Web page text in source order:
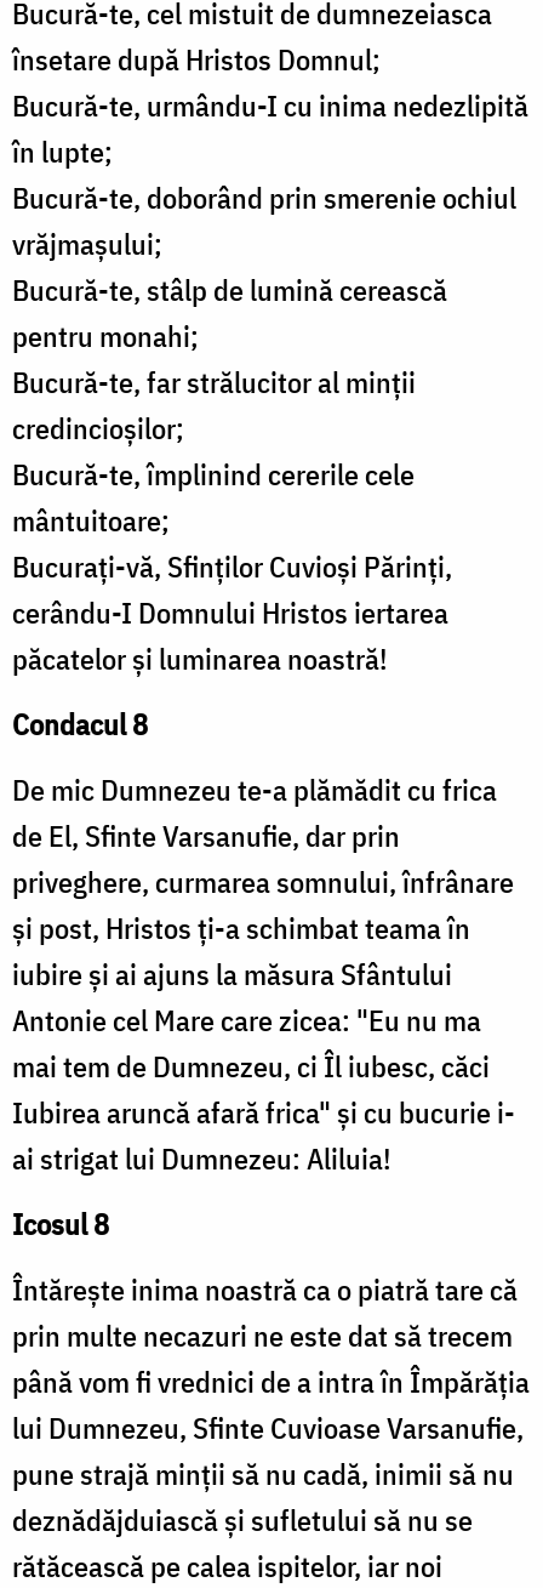
Bucură-te, cel mistuit de dumnezeiasca
însetare după Hristos Domnul;
Bucură-te, urmându-I cu inima nedezlipită
în lupte;
Bucură-te, doborând prin smerenie ochiul
vrăjmașului;
Bucură-te, stâlp de lumină cerească
pentru monahi;
Bucură-te, far strălucitor al minții
credincioșilor;
Bucură-te, împlinind cererile cele
mântuitoare;
Bucurați-vă, Sfinților Cuvioși Părinți,
cerându-I Domnului Hristos iertarea
păcatelor și luminarea noastră!
Condacul 8
De mic Dumnezeu te-a plămădit cu frica
de El, Sfinte Varsanufie, dar prin
priveghere, curmarea somnului, înfrânare
și post, Hristos ți-a schimbat teama în
iubire și ai ajuns la măsura Sfântului
Antonie cel Mare care zicea: "Eu nu ma
mai tem de Dumnezeu, ci Îl iubesc, căci
Iubirea aruncă afară frica" și cu bucurie i-
ai strigat lui Dumnezeu: Aliluia!
Icosul 8
Întărește inima noastră ca o piatră tare că
prin multe necazuri ne este dat să trecem
până vom fi vrednici de a intra în Împărăția
lui Dumnezeu, Sfinte Cuvioase Varsanufie,
pune strajă minții să nu cadă, inimii să nu
deznădăjduiască și sufletului să nu se
rătăcească pe calea ispitelor, iar noi